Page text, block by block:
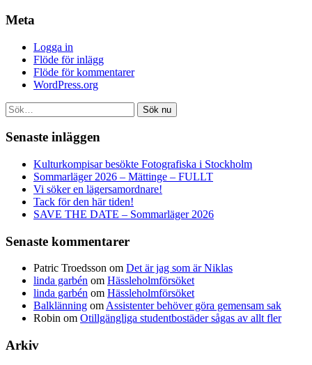
Meta
Logga in
Flöde för inlägg
Flöde för kommentarer
WordPress.org
Sök nu
Senaste inläggen
Kulturkompisar besökte Fotografiska i Stockholm
Sommarläger 2026 – Mättinge – FULLT
Vi söker en lägersamordnare!
Tack för den här tiden!
SAVE THE DATE – Sommarläger 2026
Senaste kommentarer
Patric Troedsson om Det är jag som är Niklas
linda garbén om Hässleholmförsöket
linda garbén om Hässleholmförsöket
Balklänning om Assistenter behöver göra gemensam sak
Robin om Otillgängliga studentbostäder sågas av allt fler
Arkiv